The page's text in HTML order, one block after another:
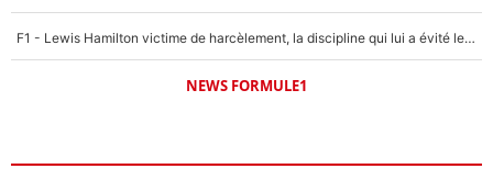
F1 - Lewis Hamilton victime de harcèlement, la discipline qui lui a évité le pire : «J'aurais probablement mal tourné»
NEWS FORMULE1